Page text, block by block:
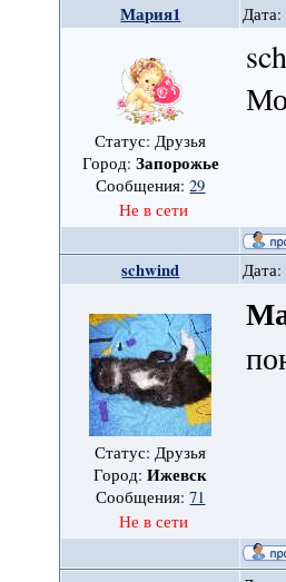
Мария1 Дата:
Статус: Друзья
Город: Запорожье
Сообщения:29
Не в сети
schwind
Статус: Друзья
Город:Ижевск
Сообщения:71
Не в сети